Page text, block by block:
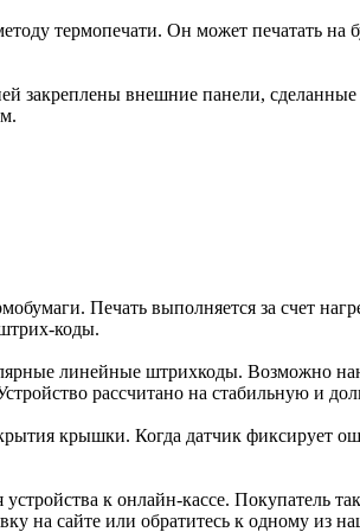
термопечати. Он может печатать
закреплены внешние панели,
Печать выполняется за счет
коды.
линейные штрихкоды. Возможно
рассчитано на стабильную и
крышки. Когда датчик фиксирует
к онлайн-кассе. Покупатель
на сайте или обратитесь к одному из